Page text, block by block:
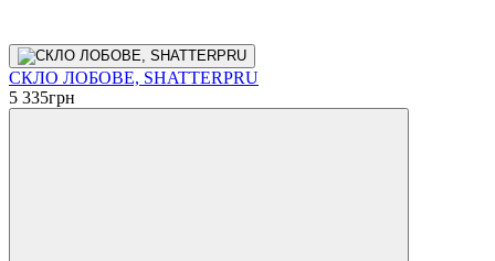
СКЛО ЛОБОВЕ, SHATTERPRU
5 335грн